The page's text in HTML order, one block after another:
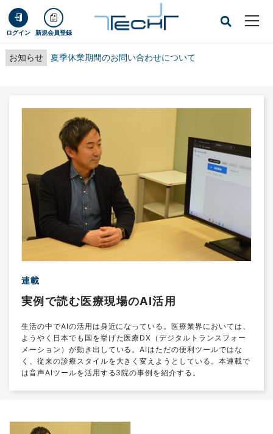
ログイン 新規会員登録
お知らせ 夏季休業期間のお問い合わせについて
連載
実例で読む医療現場のAI活用
生活の中でAIの活用は身近になっている。医療業界においては、
ようやく日本でも国を挙げた医療DX（デジタルトランスフォー
メーション）が動き出している。AIはただの便利ツールではな
く、従来の診療スタイルを大きく変えようとしている。本連載で
は音声AIツールを活用する3院の事例を紹介する。